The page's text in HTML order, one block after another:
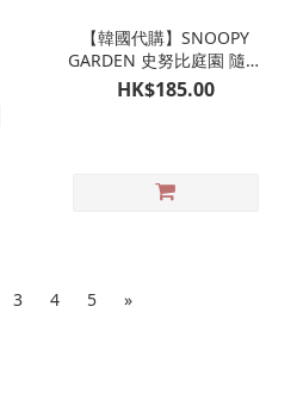
【韓國代購】SNOOPY
GARDEN 史努比庭園 隨機
抽款 FIGURE 擺設一個｜
HK$185.00
3 4 5 »